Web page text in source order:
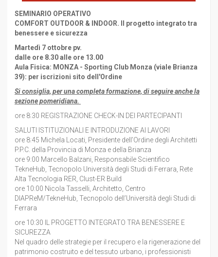
SEMINARIO OPERATIVO
COMFORT OUTDOOR & INDOOR. Il progetto integrato tra
benessere e sicurezza
Martedì 7 ottobre pv.
dalle ore 8.30 alle ore 13.00
Aula Fisica: MONZA - Sporting Club Monza (viale Brianza
39): per iscrizioni sito dell'Ordine
Si consiglia, per una completa formazione, di seguire anche la
sezione pomeridiana.
ore 8:30 REGISTRAZIONE CHECK-IN DEI PARTECIPANTI
SALUTI ISTITUZIONALI E INTRODUZIONE AI LAVORI
ore 8:45 Michela Locati, Presidente dell’Ordine degli Architetti
P.P.C. della Provincia di Monza e della Brianza
ore 9:00 Marcello Balzani, Responsabile Scientifico
TekneHub, Tecnopolo Università degli Studi di Ferrara, Rete
Alta Tecnologia RER, Clust-ER Build
ore 10:00 Nicola Tasselli, Architetto, Centro
DIAPReM/TekneHub, Tecnopolo dell’Università degli Studi di
Ferrara
ore 10:30 IL PROGETTO INTEGRATO TRA BENESSERE E
SICUREZZA
Nel quadro delle strategie per il recupero e la rigenerazione del
patrimonio costruito e del tessuto urbano, i professionisti